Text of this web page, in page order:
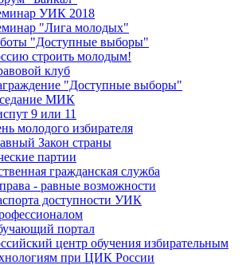
УИК 2018
"Лига молодых"
"Доступные выборы"
строить молодым!
клуб
"Доступные выборы"
МИК
9 или 11
молодого избирателя
Закон страны
партии
гражданская служба
- равные возможности
доступности УИК
портал
центр обучения избирательным
при ЦИК России